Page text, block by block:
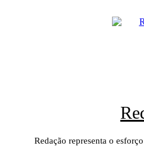
Redação representa o